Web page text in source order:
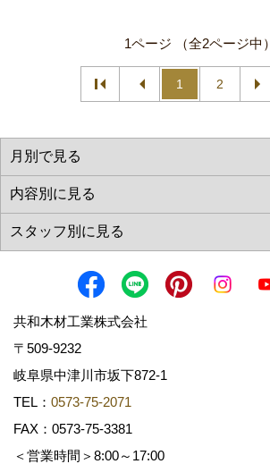
1ページ （全2ページ中）
1 2
共和木材工業株式会社
〒509-9232
岐阜県中津川市坂下872‐1
TEL： 0573-75-2071
FAX：0573-75-3381
＜営業時間＞8:00～17:00